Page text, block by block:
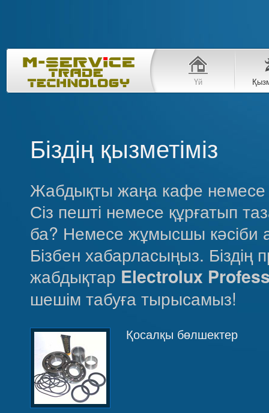
Үй
Біздің қызметіміз
Жабдықты жаңа кафе немесе
Сіз пешті немесе құрғатып
ба? Немесе жұмысшы кәсіби
Бізбен хабарласыңыз.
жабдықтар Electrolux
шешім табуға тырысамыз!
Қосалқы бөлшектер